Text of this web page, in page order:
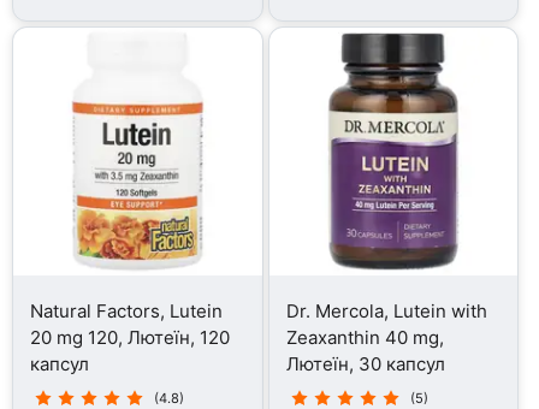
Natural Factors, Lutein
20 mg 120, Лютеїн, 120
капсул
(4.8)
Dr. Mercola, Lutein with
Zeaxanthin 40 mg,
Лютеїн, 30 капсул
(5)